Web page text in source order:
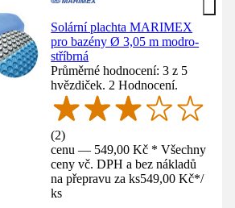
Solární plachta MARIMEX
pro bazény Ø 3,05 m modro-
stříbrná
Průměrné hodnocení: 3 z 5
hvězdiček. 2 Hodnocení.
(2)
cenu — 549,00 Kč * Všechny
ceny vč. DPH a bez nákladů
na přepravu za ks549,00 Kč*/
ks